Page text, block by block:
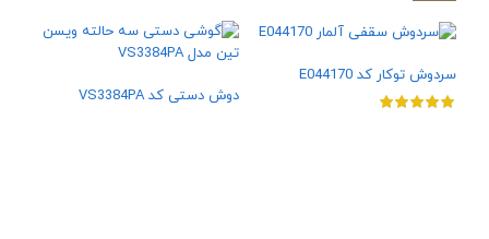
سردوش توکار کد E044170
دوش دستی کد VS3384PA